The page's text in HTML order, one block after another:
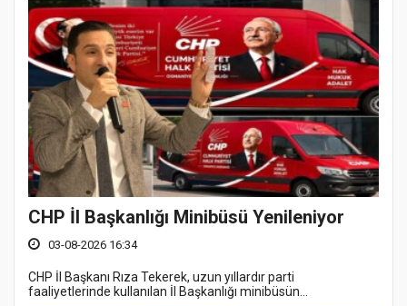
CHP İl Başkanlığı Minibüsü Yenileniyor
03-08-2026 16:34
CHP İl Başkanı Rıza Tekerek, uzun yıllardır parti
faaliyetlerinde kullanılan İl Başkanlığı minibüsün...